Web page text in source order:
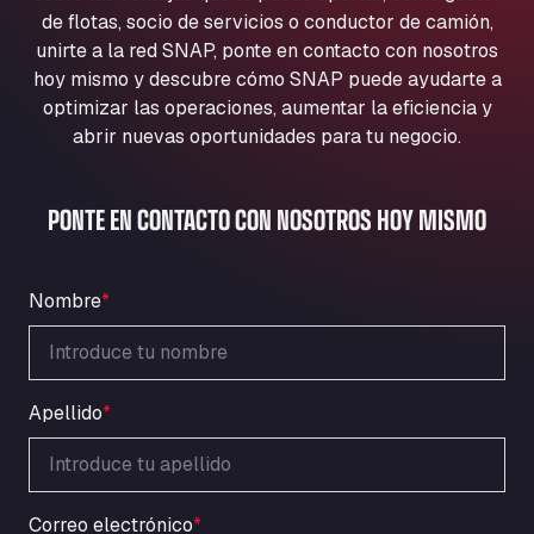
Aqua Ariva GmbH
Marie-Curie-Straße 24, 68219
Aral Autohof Bockel
An der Autobahn 1, 27404
ARAL Autohof Bockenem
ARAL Autohof Merklingen
Nellinger Str. 24, 89188
Schellweilerstraße 1, 66871
ARAL Tankstelle - XXL Truckwash.de
GmbH
Ardleigh South Services
a120 westbound, CO77SL
Area 47 Hermanos Rico
Autovia A4 km 47, 28300
de flotas, socio de servicios o conductor de camión,
unirte a la red SNAP, ponte en contacto con nosotros
hoy mismo y descubre cómo SNAP puede ayudarte a
optimizar las operaciones, aumentar la eficiencia y
abrir nuevas oportunidades para tu negocio.
PONTE EN CONTACTO CON NOSOTROS HOY MISMO
Nombre*
Apellido*
Correo electrónico*